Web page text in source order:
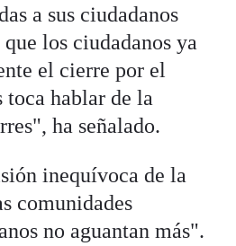
a sus ciudadanos
los ciudadanos ya
el cierre por el
toca hablar de la
ha señalado.
inequívoca de la
comunidades
no aguantan más".